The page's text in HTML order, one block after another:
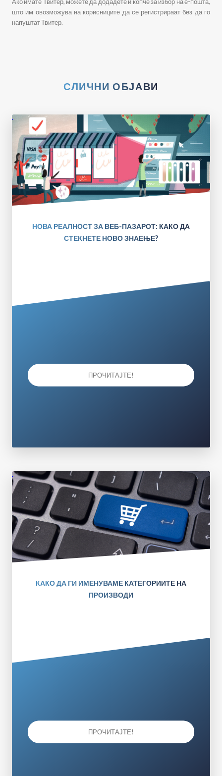
што им овозможува на корисниците да се регистрираат без да го
напуштат Твитер.
СЛИЧНИ ОБЈАВИ
НОВА РЕАЛНОСТ ЗА ВЕБ-ПАЗАРОТ: КАКО ДА
СТЕКНЕТЕ НОВО ЗНАЕЊЕ?
ПРОЧИТАЈТЕ!
КАКО ДА ГИ ИМЕНУВАМЕ КАТЕГОРИИТЕ НА
ПРОИЗВОДИ
ПРОЧИТАЈТЕ!